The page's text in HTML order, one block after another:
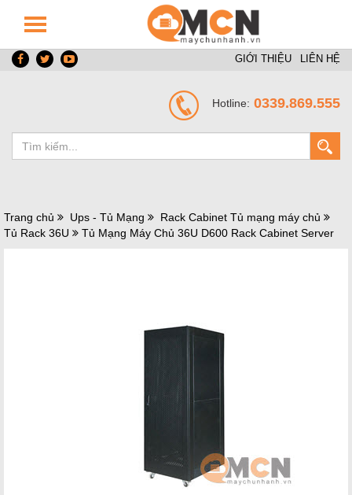
GIỚI THIỆU LIÊN HỆ
Hotline: 0339.869.555
Trang chủ Ups - Tủ Mạng
Rack Cabinet Tủ mạng máy chủ
Tủ Rack 36U
Tủ Mạng Máy Chủ 36U D600 Rack Cabinet Server